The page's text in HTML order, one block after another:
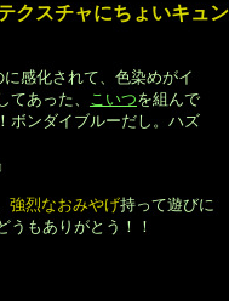
クスチャにちょいキュ
感化されて、色染めがイ
あった、 こいつを組んで
ボンダイブルーだし。ハズ
強烈なおみやげ持って遊びに
もありがとう！！